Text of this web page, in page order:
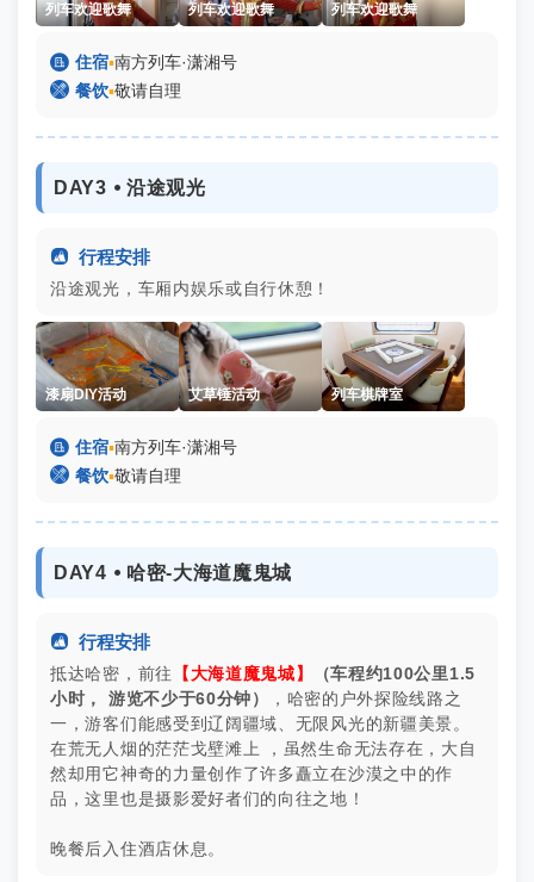
列车欢迎歌舞 列车欢迎歌舞 列车欢迎歌舞
 住宿▪南方列车·潇湘号
 餐饮▪敬请自理
DAY3 ⦁ 沿途观光
 行程安排
沿途观光，车厢内娱乐或自行休憩！
漆扇DIY活动 艾草锤活动 列车棋牌室
 住宿▪南方列车·潇湘号
 餐饮▪敬请自理
DAY4 ⦁ 哈密-大海道魔鬼城
 行程安排
抵达哈密，前往 【大海道魔鬼城】
（车程约100公里1.5
小时， 游览不少于60分钟）
，哈密的户外探险线路之
一，游客们能感受到辽阔疆域、无限风光的新疆美景。
在荒无人烟的茫茫戈壁滩上 ，虽然生命无法存在，大自
然却用它神奇的力量创作了许多矗立在沙漠之中的作
品，这里也是摄影爱好者们的向往之地！
晚餐后入住酒店休息。